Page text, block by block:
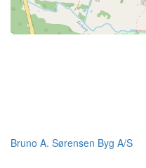
Bruno A. Sørensen Byg A/S